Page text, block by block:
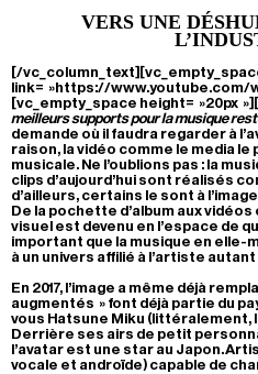
VERS UNE
[/
link= »https://www.youtube.com/
[vc_empty_space height= »20px
meilleurs supports pour la musique
demande où il faudra regarder à
raison, la vidéo comme le media le
musicale. Ne l’oublions pas : la
clips d’aujourd’hui sont réalisés
d’ailleurs, certains le sont à
De la pochette d’album aux
visuel est devenu en l’espace de
important que la musique en elle-
à un univers affilié à l’artiste autant
En 2017, l’image a même déjà
augmentés » font déjà partie du
vous Hatsune Miku (littéralement,
Derrière ses airs de petit
l’avatar est une star au Japon.
vocale et androïde) capable de